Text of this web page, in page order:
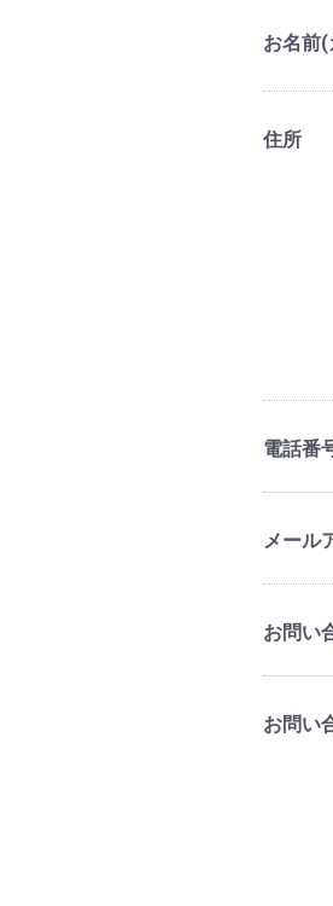
お名前
住所
電話番
メール
お問い
お問い